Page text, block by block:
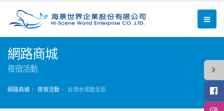
網路商城
夜宿活動
網路商城 夜宿活動 台灣水域館全區